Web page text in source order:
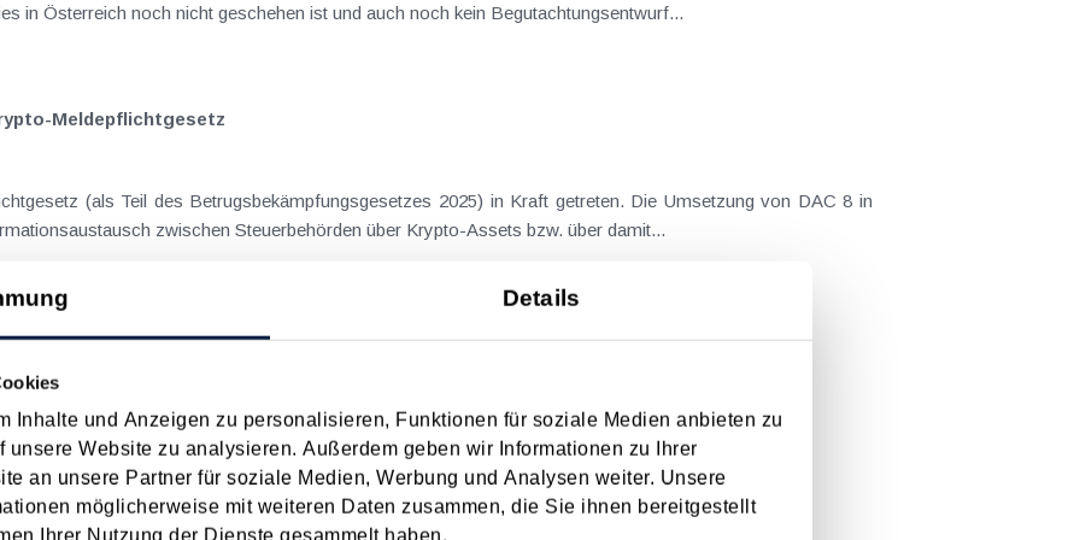
Details
Inhalte und Anzeigen zu personalisieren, Funktionen für soziale Medien anbieten zu
unsere Website zu analysieren. Außerdem geben wir Informationen zu Ihrer
an unsere Partner für soziale Medien, Werbung und Analysen weiter. Unsere
möglicherweise mit weiteren Daten zusammen, die Sie ihnen bereitgestellt
Ihrer Nutzung der Dienste gesammelt haben.
in Österreich noch nicht geschehen ist und auch noch kein Begutachtungsentwurf...
Meldepflichtgesetz
(als Teil des Betrugsbekämpfungsgesetzes 2025) in Kraft getreten. Die Umsetzung von DAC 8 in
zwischen Steuerbehörden über Krypto-Assets bzw. über damit...
Werbungskosten.
2025